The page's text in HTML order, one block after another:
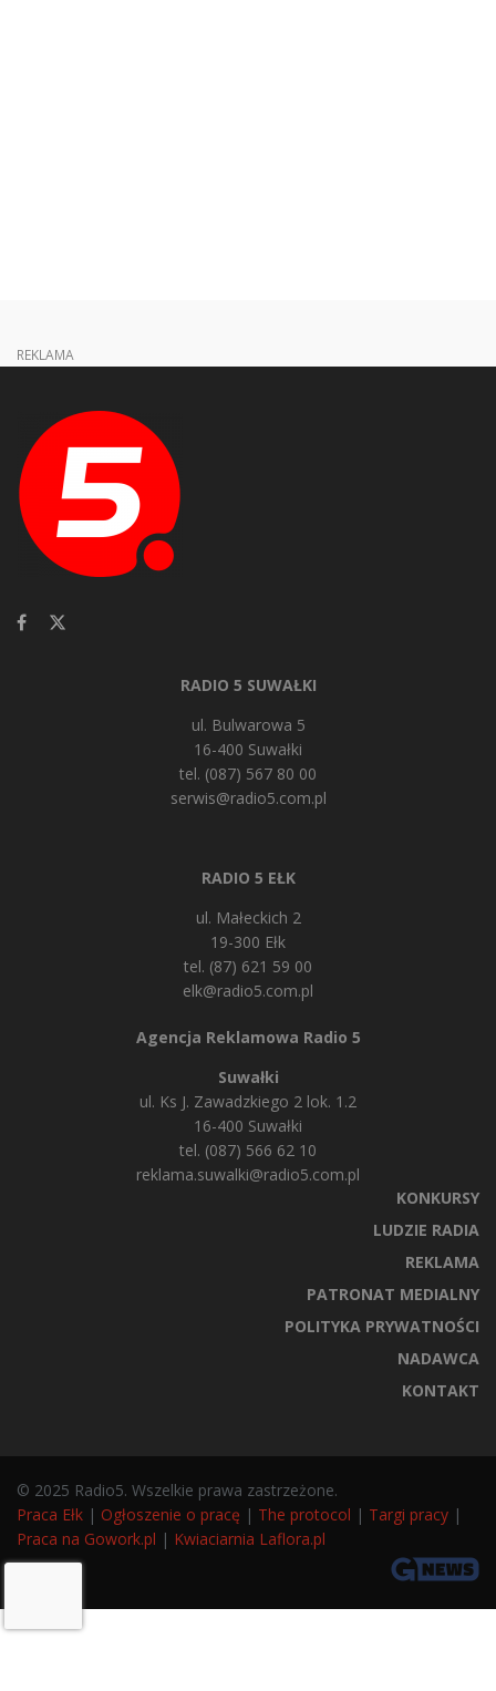
REKLAMA
RADIO 5 SUWAŁKI
ul. Bulwarowa 5
16-400 Suwałki
tel. (087) 567 80 00
serwis@radio5.com.pl
RADIO 5 EŁK
ul. Małeckich 2
19-300 Ełk
tel. (87) 621 59 00
elk@radio5.com.pl
Agencja Reklamowa Radio 5
Suwałki
ul. Ks J. Zawadzkiego 2 lok. 1.2
16-400 Suwałki
tel. (087) 566 62 10
reklama.suwalki@radio5.com.pl
KONKURSY
LUDZIE RADIA
REKLAMA
PATRONAT MEDIALNY
POLITYKA PRYWATNOŚCI
NADAWCA
KONTAKT
© 2025 Radio5. Wszelkie prawa zastrzeżone.
Praca Ełk | Ogłoszenie o pracę | The protocol | Targi pracy |
Praca na Gowork.pl | Kwiaciarnia Laflora.pl